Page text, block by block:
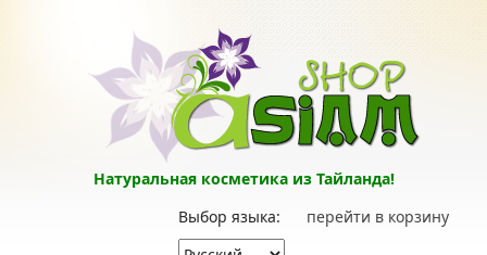
Натуральная косметика из Тайланда!
перейти в корзину
Выбор языка: